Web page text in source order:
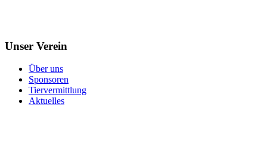
Unser Verein
Über uns
Sponsoren
Tiervermittlung
Aktuelles